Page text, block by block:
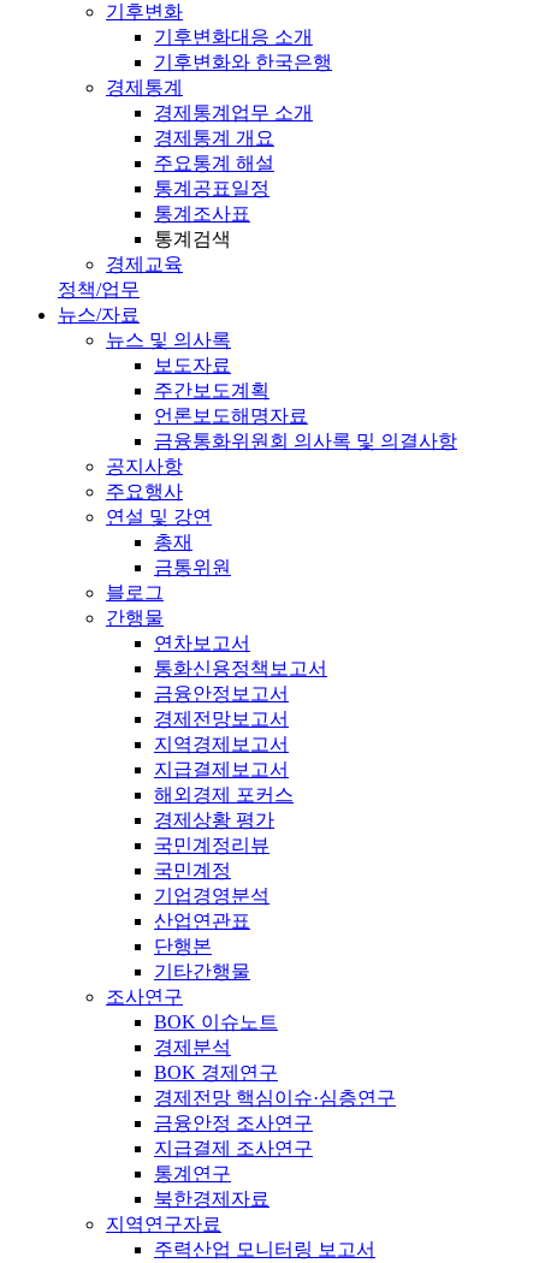
기후변화
기후변화대응 소개
기후변화와 한국은행
경제통계
경제통계업무 소개
경제통계 개요
주요통계 해설
통계공표일정
통계조사표
통계검색
경제교육
정책/업무
뉴스/자료
뉴스 및 의사록
보도자료
주간보도계획
언론보도해명자료
금융통화위원회 의사록 및 의결사항
공지사항
주요행사
연설 및 강연
총재
금통위원
블로그
간행물
연차보고서
통화신용정책보고서
금융안정보고서
경제전망보고서
지역경제보고서
지급결제보고서
해외경제 포커스
경제상황 평가
국민계정리뷰
국민계정
기업경영분석
산업연관표
단행본
기타간행물
조사연구
BOK 이슈노트
경제분석
BOK 경제연구
경제전망 핵심이슈·심층연구
금융안정 조사연구
지급결제 조사연구
통계연구
북한경제자료
지역연구자료
주력산업 모니터링 보고서